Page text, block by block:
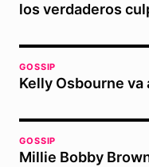
los verdaderos
GOSSIP
Kelly Osbourne va
GOSSIP
Millie Bobby